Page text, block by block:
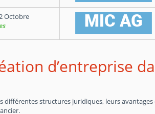
Octobre
d’entreprise
structures juridiques, leurs